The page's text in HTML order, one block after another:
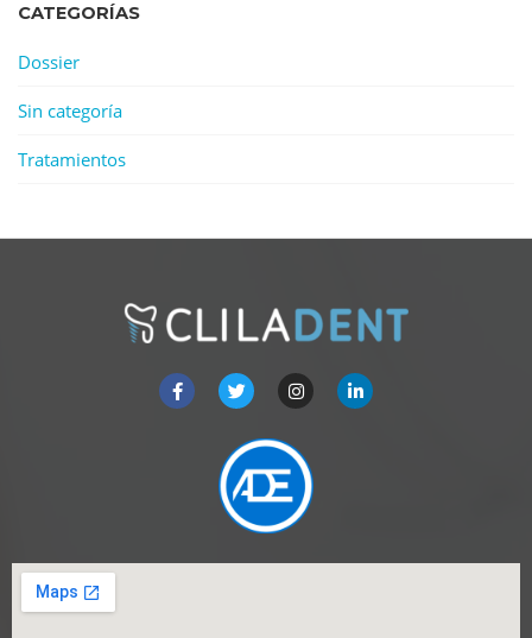
CATEGORÍAS
Dossier
Sin categoría
Tratamientos